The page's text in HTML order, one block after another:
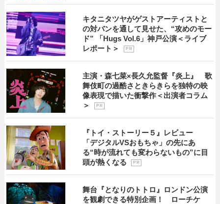
キタニタツヤがゲストアーティストと
の対バンを通して見せた、“攻めのモー
ド” 「Hugs Vol.6」神戸公演＜ライブ
レポート＞
P R
主演・森七菜×長久允監督『炎上』 歌
舞伎町の過酷さときらきらを独特の映
像表現で描いた衝撃作＜出演者コラム
＞
P R
『トイ・ストーリー５』レビュー
「デジタルVSおもちゃ」の先にあ
る“時が流れても変わらないもの”に目
頭が熱くなる
P R
舞台『となりのトトロ』ロンドン公演
を観劇できる特別企画！ ローチケ